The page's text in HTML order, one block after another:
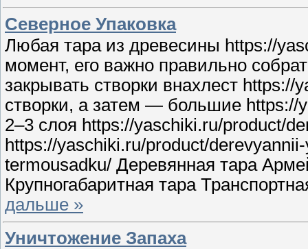
Северное Упаковка
Любая тара из древесины https://
момент, его важно правильно
закрывать створки внахлест
створки, а затем — большие https://
2–3 слоя https://yaschiki.ru/product/
https://yaschiki.ru/product/
termousadku/ Деревянная тара
Крупногабаритная тара
дальше »
Уничтожение Запаха